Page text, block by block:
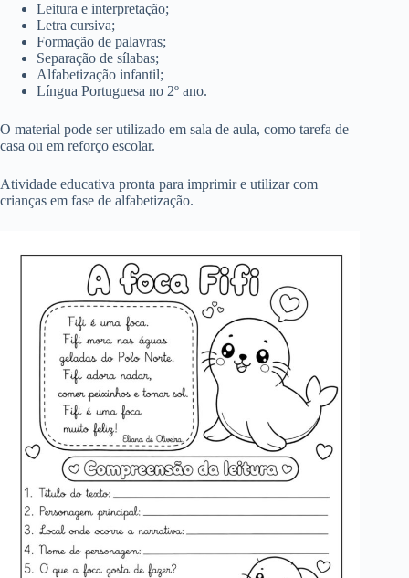
Leitura e interpretação;
Letra cursiva;
Formação de palavras;
Separação de sílabas;
Alfabetização infantil;
Língua Portuguesa no 2º ano.
O material pode ser utilizado em sala de aula, como tarefa de
casa ou em reforço escolar.
Atividade educativa pronta para imprimir e utilizar com
crianças em fase de alfabetização.